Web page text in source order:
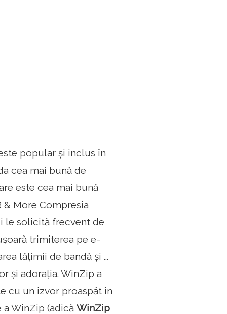
popular și inclus în
cea mai bună de
este cea mai bună
& More Compresia
le solicită frecvent de
trimiterea pe e-
lățimii de bandă și ...
și adorația. WinZip a
cu un izvor proaspăt în
a WinZip (adică WinZip